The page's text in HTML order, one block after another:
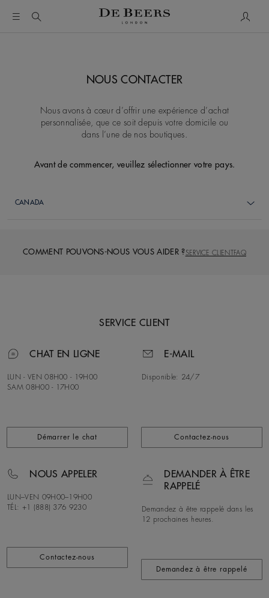
NOUS CONTACTER
Nous avons à cœur d’offrir une expérience d’achat
personnalisée, que ce soit depuis votre domicile ou
dans l’une de nos boutiques.
Avant de commencer, veuillez sélectionner votre pays.
COMMENT POUVONS-NOUS VOUS AIDER ?SERVICE CLIENT FAQ
SERVICE CLIENT
CHAT EN LIGNE
LUN - VEN 08H00 - 19H00
SAM08H00 - 17H00
Démarrer le chat
E-MAIL
Disponible: 24/7
Contactez-nous
NOUS APPELER
LUN–VEN 09H00–19H00
TÉL: +1 (888) 376 9230
Contactez-nous
DEMANDER À ÊTRE
RAPPELÉ
Demandez à être rappelé dans les
12 prochaines heures.
Demandez à être rappelé